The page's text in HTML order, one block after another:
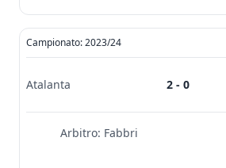
Campionato: 2023/24
Atalanta 2 - 0
Arbitro: Fabbri